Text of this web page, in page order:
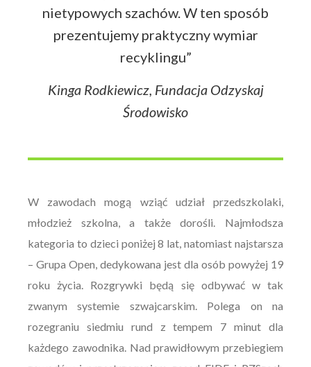
nietypowych szachów. W ten sposób
prezentujemy praktyczny wymiar
recyklingu”
Kinga Rodkiewicz, Fundacja Odzyskaj
Środowisko
W zawodach mogą wziąć udział przedszkolaki,
młodzież szkolna, a także dorośli. Najmłodsza
kategoria to dzieci poniżej 8 lat, natomiast najstarsza
– Grupa Open, dedykowana jest dla osób powyżej 19
roku życia. Rozgrywki będą się odbywać w tak
zwanym systemie szwajcarskim. Polega on na
rozegraniu siedmiu rund z tempem 7 minut dla
każdego zawodnika. Nad prawidłowym przebiegiem